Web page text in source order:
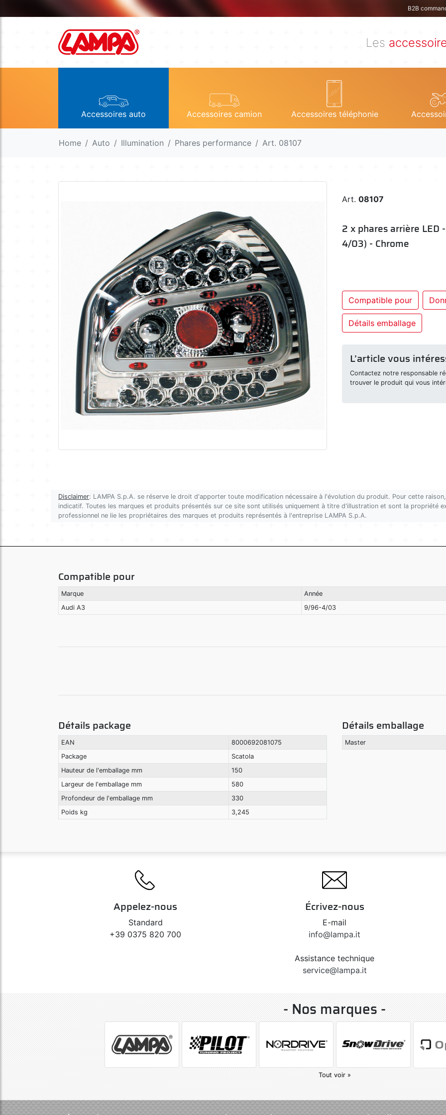
B2B
Les
Accessoires auto Accessoires camion Accessoires téléphonie
Home Auto Illumination Phares performance Art. 08107
Art. 08107
2 x phares arrière
4/03) - Chrome
Compatible pour
Détails emballage
L’article vous
Contactez notre responsable
trouver le produit qui vous
Disclaimer: LAMPA S.p.A. se réserve le droit d'apporter toute modification nécessaire à l'évolution du produit. Pour cette
indicatif. Toutes les marques et produits présentés sur ce site sont utilisés uniquement à titre d'illustration et sont la propriété
professionnel ne lie les propriétaires des marques et produits représentés à l'entreprise LAMPA S.p.A.
Compatible pour
Marque
Année
Audi A3
9/96-4/03
Détails package
EAN
8000692081075
Package
Scatola
Hauteur de l'emballage mm
150
Largeur de l'emballage mm
580
Profondeur de l'emballage mm
330
Poids kg
3,245
Détails emballage
Master
Appelez-nous
Standard
+39 0375 820 700
Écrivez-nous
E-mail
info@lampa.it
Assistance technique
service@lampa.it
- Nos marques -
Tout voir »